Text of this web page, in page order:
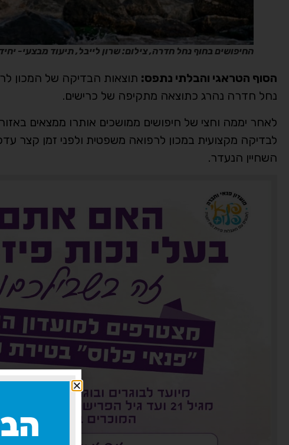
החיפושים בחוף נחל חדרה, צילום: שרון לייבל, תיעוד מבצעי-
הסוף הטראגי והבלתי נתפס: תוצאות הבדיקה של המכון
נחל חדרה נהרג כתוצאה מתקיפה של כרישים.
לאחר יממה וחצי של חיפושים ממושכים אותרו ממצאים
לבדיקה מקצועית במכון לרפואה משפטית ולפני זמן
השחיין הנעדר.